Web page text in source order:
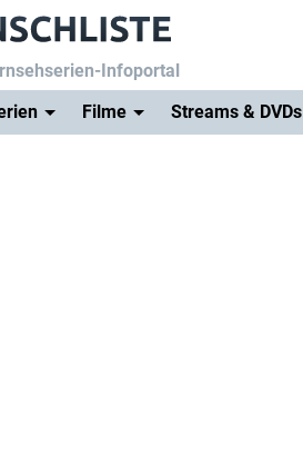
Infoportal
Filme Streams & DVDs